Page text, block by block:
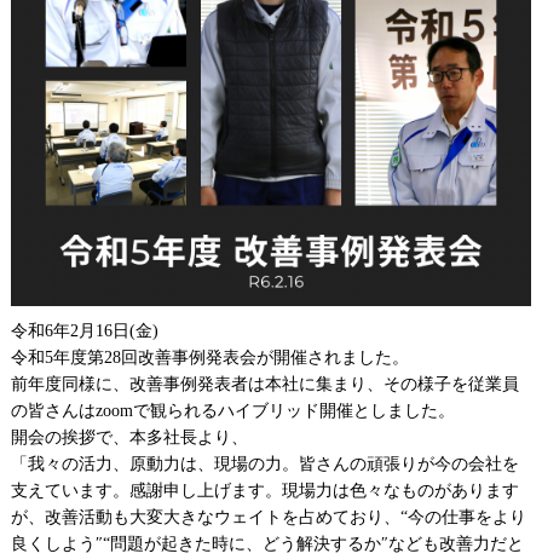
令和6年2月16日(金)
令和5年度第28回改善事例発表会が開催されました。
前年度同様に、改善事例発表者は本社に集まり、その様子を従業員
の皆さんはzoomで観られるハイブリッド開催としました。
開会の挨拶で、本多社長より、
「我々の活力、原動力は、現場の力。皆さんの頑張りが今の会社を
支えています。感謝申し上げます。現場力は色々なものがあります
が、改善活動も大変大きなウェイトを占めており、“今の仕事をより
良くしよう″“問題が起きた時に、どう解決するか″なども改善力だと